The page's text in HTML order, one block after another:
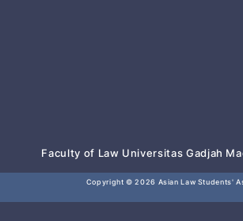
Faculty of Law Universitas Gadjah
Copyright © 2026 Asian Law Students'